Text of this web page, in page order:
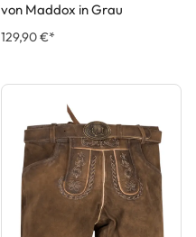
von Maddox in Grau
129,90 €*